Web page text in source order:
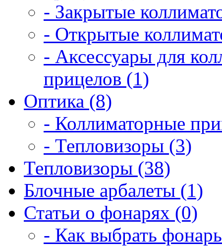
- Закрытые
- Открытые
- Аксессуары для
прицелов (1)
Оптика (8)
- Коллиматорные
- Тепловизоры (3)
Тепловизоры (38)
Блочные арбалеты (1)
Статьи о фонарях (0)
- Как выбрать